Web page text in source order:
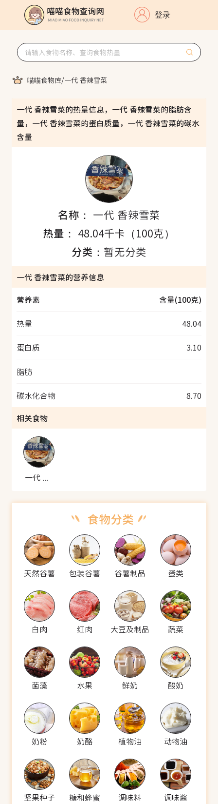
登录
喵喵食物库/一代 香辣雪菜
一代 香辣雪菜的热量信息，一代 香辣雪菜的脂肪含
量，一代 香辣雪菜的蛋白质量，一代 香辣雪菜的碳水
含量
名称： 一代 香辣雪菜
热量： 48.04千卡（100克）
分类： 暂无分类
一代 香辣雪菜的营养信息
营养素
含量(100克)
热量 48.04
蛋白质 3.10
脂肪
碳水化合物
8.70
相关食物
一代 香辣雪菜
天然谷薯 包装谷薯 谷薯制品 蛋类
白肉 红肉 大豆及制品 蔬菜
菌藻 水果 鲜奶 酸奶
奶粉 奶酪 植物油 动物油
坚果种子 糖和蜂蜜 调味料 调味酱